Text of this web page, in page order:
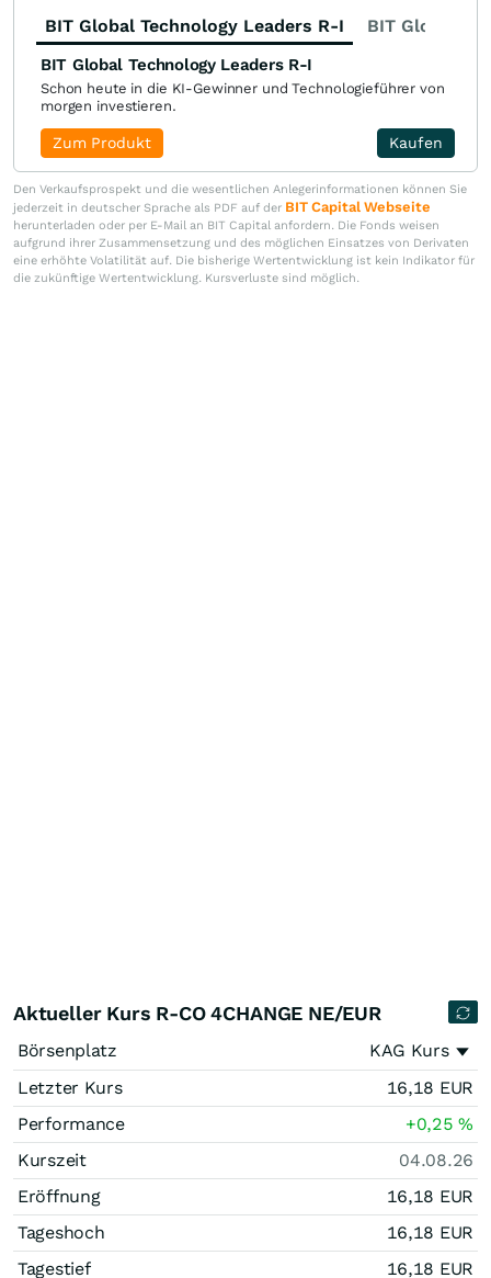
BIT Global Technology Leaders R-I BIT Global
BIT Global Technology Leaders R-I
Schon heute in die KI-Gewinner und Technologieführer von
morgen investieren.
Kaufen
Zum Produkt
Den Verkaufsprospekt und die wesentlichen Anlegerinformationen können Sie
jederzeit in deutscher Sprache als PDF auf der BIT Capital Webseite
herunterladen oder per E-Mail an BIT Capital anfordern. Die Fonds weisen
aufgrund ihrer Zusammensetzung und des möglichen Einsatzes von Derivaten
eine erhöhte Volatilität auf. Die bisherige Wertentwicklung ist kein Indikator für
die zukünftige Wertentwicklung. Kursverluste sind möglich.
Aktueller Kurs R-CO 4CHANGE NE/EUR
Börsenplatz
KAG Kurs
Letzter Kurs
16,18 EUR
Performance
+0,25%
Kurszeit
04.08.26
Eröffnung
16,18 EUR
Tageshoch
16,18 EUR
Tagestief
16,18 EUR